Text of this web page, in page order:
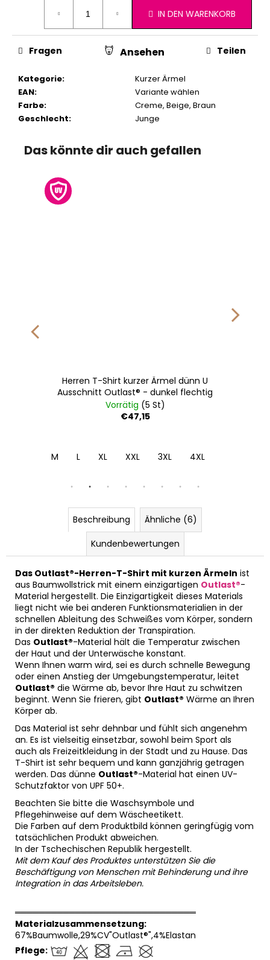
IN DEN WARENKORB
Kategorie:
Kurzer Ärmel
EAN:
Variante wählen
Farbe: Creme, Beige, Braun
Geschlecht: Junge
Fragen Ansehen Teilen
Das könnte dir auch gefallen
Herren T-Shirt kurzer Ärmel dünn U
Ausschnitt Outlast® - dunkel flechtig
Vorrätig (5 St)
€47,15
M L XL XXL 3XL 4XL
Beschreibung
Ähnliche (6)
Kundenbewertungen
Das Outlast®-Herren-T-Shirt mit kurzen Ärmeln ist
aus Baumwollstrick mit einem einzigartigen Outlast®-
Material hergestellt. Die Einzigartigkeit dieses Materials
liegt nicht wie bei anderen Funktionsmaterialien in der
schnellen Ableitung des Schweißes vom Körper, sondern
in der direkten Reduktion der Transpiration.
Das Outlast®-Material hält die Temperatur zwischen
der Haut und der Unterwäsche konstant.
Wenn Ihnen warm wird, sei es durch schnelle Bewegung
oder einen Anstieg der Umgebungstemperatur, leitet
Outlast® die Wärme ab, bevor Ihre Haut zu schwitzen
beginnt. Wenn Sie frieren, gibt Outlast® Wärme an Ihren
Körper ab.
Das Material ist sehr dehnbar und fühlt sich angenehm
an. Es ist vielseitig einsetzbar, sowohl beim Sport als
auch als Freizeitkleidung in der Stadt und zu Hause. Das
T-Shirt ist sehr bequem und kann ganzjährig getragen
werden. Das dünne Outlast®-Material hat einen UV-
Schutzfaktor von UPF 50+.
Beachten Sie bitte die Waschsymbole und
Pflegehinweise auf dem Wäscheetikett.
Die Farben auf dem Produktbild können geringfügig vom
tatsächlichen Produkt abweichen.
In der Tschechischen Republik hergestellt.
Mit dem Kauf des Produktes unterstützen Sie die
Beschäftigung von Menschen mit Behinderung und ihre
Integration in das Arbeitsleben.
══════════════════════════════
Materialzusammensetzung:
67%Baumwolle,29%CV"Outlast®",4%Elastan
Pflege: